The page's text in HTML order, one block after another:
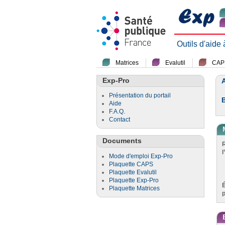
Outils d'aide
Matrices Evalutil
Exp-Pro
Présentation du portail
Aide
F.A.Q.
Contact
Documents
Mode d'emploi Exp-Pro
Plaquette CAPS
Plaquette Evalutil
Plaquette Exp-Pro
Plaquette Matrices